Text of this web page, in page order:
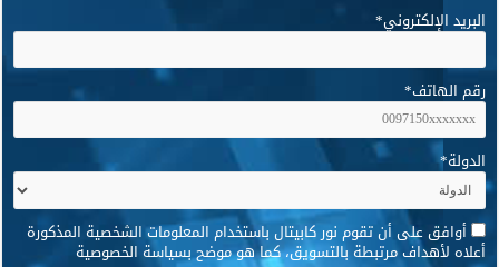
البريد الإلكتروني*
رقم الهاتف*
الدولة*
* أوافق على أن تقوم نور كابيتال باستخدام المعلومات الشخصية المذكورة
أعلاه لأهداف مرتبطة بالتسويق، كما هو موضح بسياسة الخصوصية